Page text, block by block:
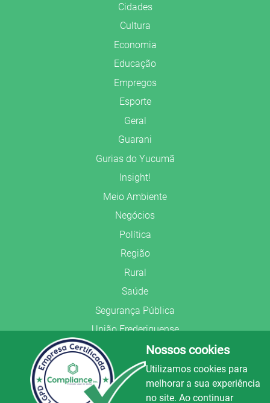
Cidades
Cultura
Economia
Educação
Empregos
Esporte
Geral
Guarani
Gurias do Yucumã
Insight!
Meio Ambiente
Negócios
Política
Região
Rural
Saúde
Segurança Pública
União Frederiquense
Nossos cookies
Utilizamos cookies para
melhorar a sua experiência
no site. Ao continuar